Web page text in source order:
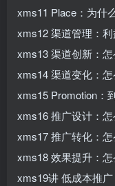
xms11 Place：为什
xms12 渠道管理：
xms13 渠道创新：
xms14 渠道变化：
xms15 Promotion：
xms16 推广设计：
xms17 推广转化：
xms18 效果提升：
xms19讲 低成本推